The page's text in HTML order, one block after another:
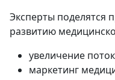
Эксперты поделятся
развитию
увеличение
маркетинг